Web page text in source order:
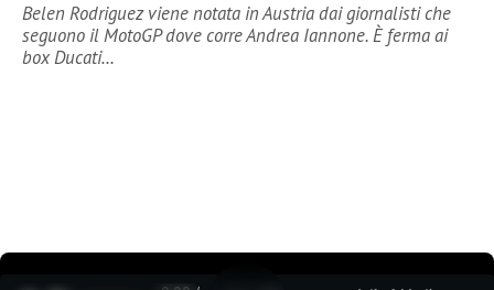
Belen Rodriguez viene notata in Austria dai giornalisti che
seguono il MotoGP dove corre Andrea Iannone. È ferma ai
box Ducati…